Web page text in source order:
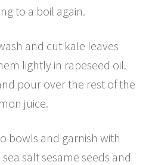
to a boil again.
and cut kale leaves
lightly in rapeseed oil.
pour over the rest of the
juice.
bowls and garnish with
salt sesame seeds and